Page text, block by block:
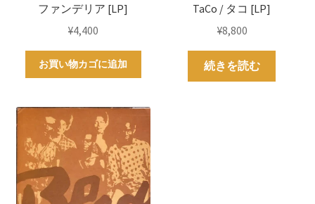
ファンデリア [LP]
¥4,400
お買い物カゴに追加
TaCo / タコ [LP]
¥8,800
続きを読む